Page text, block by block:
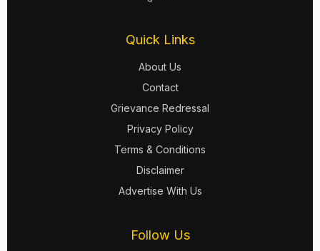
Quick Links
About Us
Contact
Grievance Redressal
Privacy Policy
Terms & Conditions
Disclaimer
Advertise With Us
Follow Us